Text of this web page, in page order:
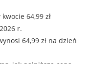
64,99 zł
r.
64,99 zł na dzień